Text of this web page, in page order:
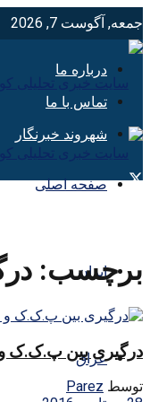
جمعه, آگوست 7, 2026
درباره ما
تماس با ما
شهروند خبرنگار
صفحه اصلی
ایران
عراق
برچسب:
درگیری بین پ.ک.ک و
توسط Parez